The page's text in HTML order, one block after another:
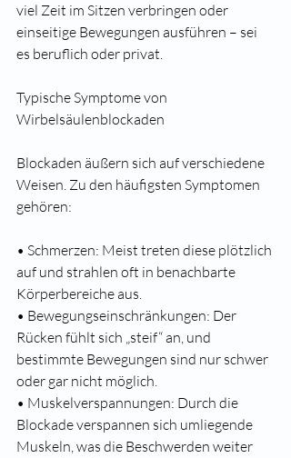
viel Zeit im Sitzen verbringen oder
einseitige Bewegungen ausführen – sei
es beruflich oder privat.
Typische Symptome von
Wirbelsäulenblockaden
Blockaden äußern sich auf verschiedene
Weisen. Zu den häufigsten Symptomen
gehören:
• Schmerzen: Meist treten diese plötzlich
auf und strahlen oft in benachbarte
Körperbereiche aus.
• Bewegungseinschränkungen: Der
Rücken fühlt sich „steif“ an, und
bestimmte Bewegungen sind nur schwer
oder gar nicht möglich.
• Muskelverspannungen: Durch die
Blockade verspannen sich umliegende
Muskeln, was die Beschwerden weiter